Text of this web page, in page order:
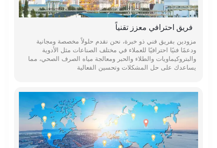
فريق احترافي معزز تقنياً
مزودين بفريق فني ذو خبرة، نحن نقدم حلولاً مخصصة ومجانية
ودعمًا فنيًا احترافيًا للعملاء في مختلف الصناعات مثل الأدوية
والبتروكيماويات والطلاء والحبر ومعالجة مياه الصرف الصحي، مما
يساعدك على حل المشكلات وتحسين الفعالية